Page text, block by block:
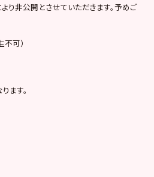
り非公開とさせていただきます。予めご
可）
ます。